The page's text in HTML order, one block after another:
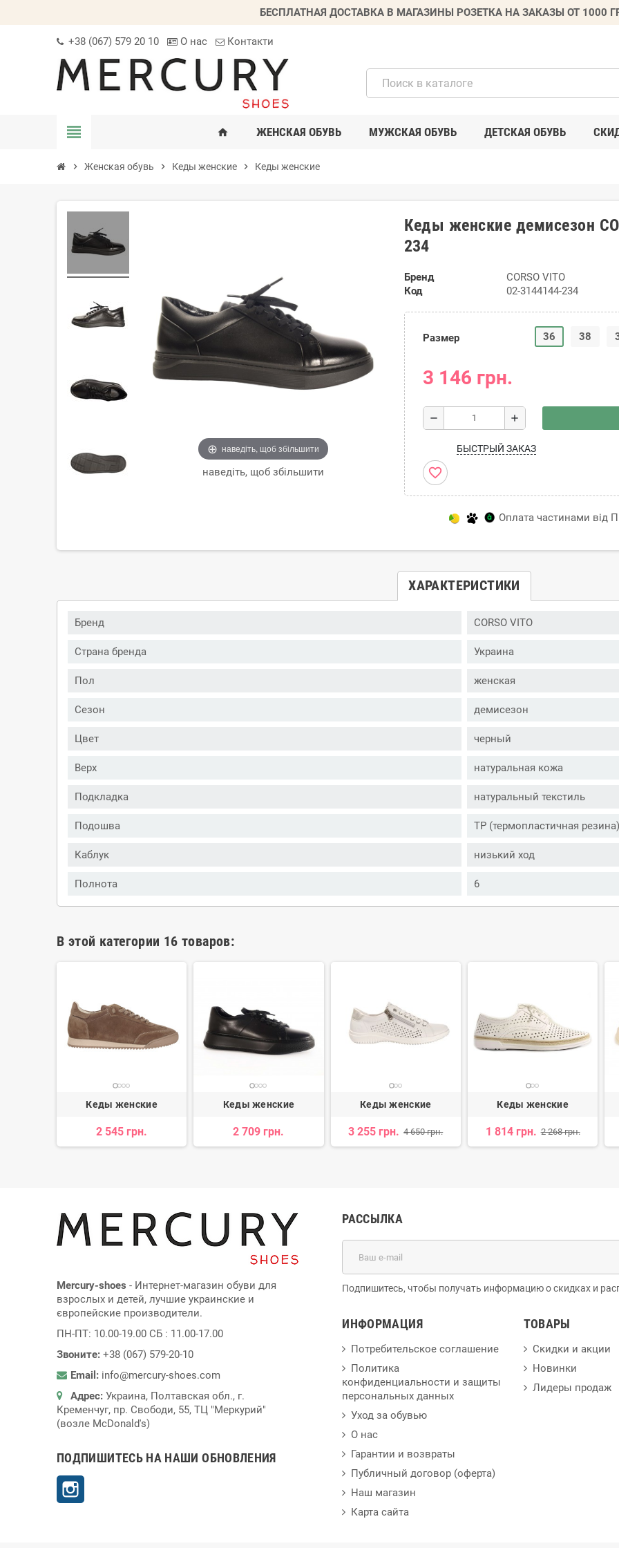
БЕСПЛАТНАЯ ДОСТАВКА В МАГАЗИНЫ РОЗЕТКА НА ЗАКАЗЫ ОТ 1000
+38 (067) 579 20 10 О нас Контакти
view_headline home ЖЕНСКАЯ ОБУВЬ МУЖСКАЯ ОБУВЬ ДЕТСКАЯ ОБУВЬ
chevron_right Женская обувь chevron_right Кеды женские chevron_right Кеды женские
наведіть, щоб збільшити
наведіть, щоб збільшити
Кеды женские демисезон
234
Бренд
CORSO VITO
Код
02-3144144-234
Размер 36 38
3 146 грн.
remove add
БЫСТРЫЙ ЗАКАЗ
favorite_border
Оплата частинами від
ХАРАКТЕРИСТИКИ
Бренд CORSO VITO
Страна бренда Украина
Пол женская
Сезон демисезон
Цвет черный
Верх натуральная кожа
Подкладка натуральный текстиль
Подошва ТР (термопластичная резина)
Каблук низький ход
Полнота 6
В этой категории 16 товаров:
Кеды женские
2 545 грн.
Кеды женские
2 709 грн.
Кеды женские
3 255 грн. 4 650 грн.
Кеды женские
1 814 грн. 2 268 грн.
Mercury-shoes - Интернет-магазин обуви для
взрослых и детей, лучшие украинские и
європейские производители.
ПН-ПТ: 10.00-19.00 СБ : 11.00-17.00
Звоните: +38 (067) 579-20-10
Email: info@mercury-shoes.com
Адрес: Украина, Полтавская обл., г.
Кременчуг, пр. Свободи, 55, ТЦ "Меркурий"
(возле McDonald's)
ПОДПИШИТЕСЬ НА НАШИ ОБНОВЛЕНИЯ
РАССЫЛКА
Подпишитесь, чтобы получать информацию о скидках и
ИНФОРМАЦИЯ
Потребительское соглашение
Политика
конфиденциальности и защиты
персональных данных
Уход за обувью
О нас
Гарантии и возвраты
Публичный договор (оферта)
Наш магазин
Карта сайта
ТОВАРЫ
Скидки и акции
Новинки
Лидеры продаж